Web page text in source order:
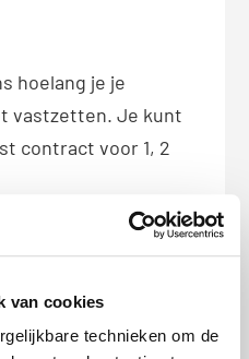
van cookies
technieken om de
hoelang je je
vastzetten. Je kunt
contract voor 1, 2
voor 1 jaar leg je de
stijgen. Na een jaar
naar een